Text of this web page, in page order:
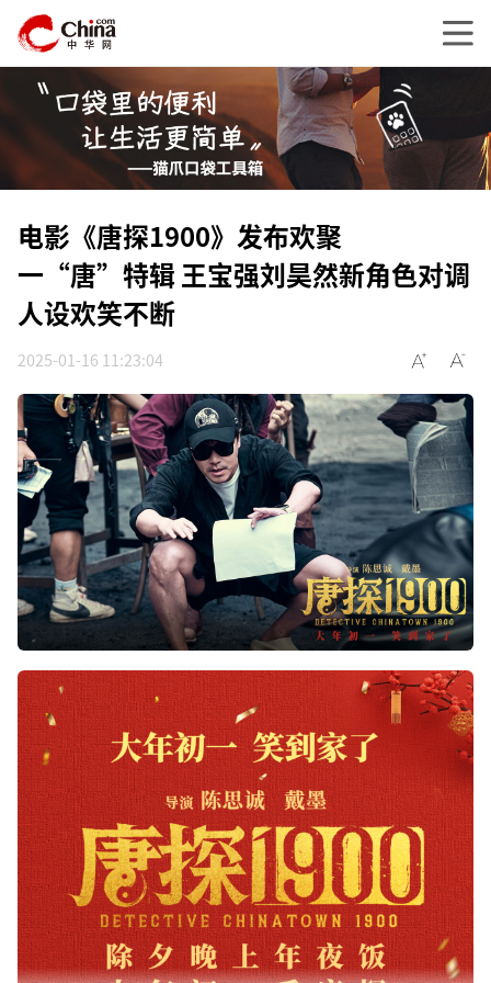
电影《唐探1900》发布欢聚
一“唐”特辑 王宝强刘昊然新角色对调
人设欢笑不断
2025-01-16 11:23:04